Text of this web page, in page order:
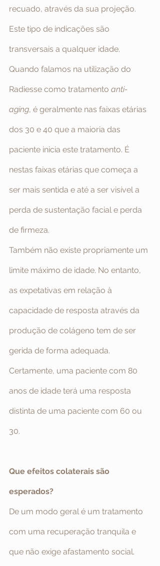
recuado, através da sua projeção.
Este tipo de indicações são
transversais a qualquer idade.
Quando falamos na utilização do
Radiesse como tratamento anti-
aging, é geralmente nas faixas etárias
dos 30 e 40 que a maioria das
paciente inicia este tratamento. É
nestas faixas etárias que começa a
ser mais sentida e até a ser visível a
perda de sustentação facial e perda
de firmeza.
Também não existe propriamente um
limite máximo de idade. No entanto,
as expetativas em relação à
capacidade de resposta através da
produção de colágeno tem de ser
gerida de forma adequada.
Certamente, uma paciente com 80
anos de idade terá uma resposta
distinta de uma paciente com 60 ou
30.
Que efeitos colaterais são
esperados?
De um modo geral é um tratamento
com uma recuperação tranquila e
que não exige afastamento social.